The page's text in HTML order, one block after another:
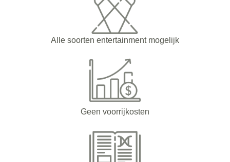
Alle soorten entertainment mogelijk
Geen voorrijkosten